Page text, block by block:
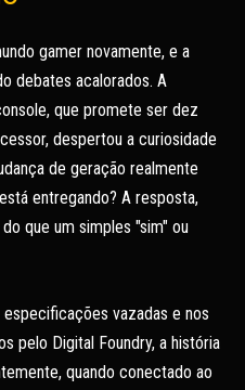
gamer novamente, e a
debates acalorados. A
que promete ser dez
despertou a curiosidade
de geração realmente
entregando? A resposta,
que um simples "sim" ou
vazadas e nos
pelo Digital Foundry, a história
quando conectado ao